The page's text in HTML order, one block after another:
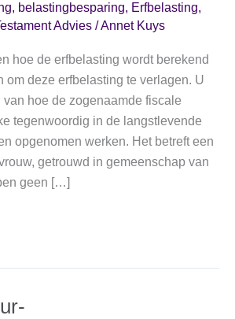
, belastingbesparing, Erfbelasting,
Advies /Annet Kuys
hoe de erfbelasting wordt berekend
om deze erfbelasting te verlagen. U
van hoe de zogenaamde fiscale
tegenwoordig in de langstlevende
opgenomen werken. Het betreft een
getrouwd in gemeenschap van
geen […]